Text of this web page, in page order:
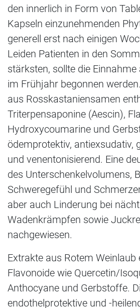
den innerlich in Form von
Kapseln einzunehmenden
generell erst nach einigen
Leiden Patienten in den
stärksten, sollte die
im Frühjahr begonnen
aus Rosskastaniensamen
Triterpensaponine (Aescin),
Hydroxycoumarine und
ödemprotektiv, antiexsudativ,
und venentonisierend. Eine
des Unterschenkelvolumens,
Schweregefühl und
aber auch Linderung bei
Wadenkrämpfen sowie
nachgewiesen.
Extrakte aus Rotem Weinlaub
Flavonoide wie Quercetin/
Anthocyane und Gerbstoffe.
endothelprotektive und -